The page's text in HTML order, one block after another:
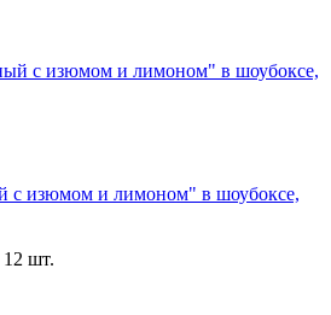
с изюмом и лимоном" в шоубоксе,
12 шт.